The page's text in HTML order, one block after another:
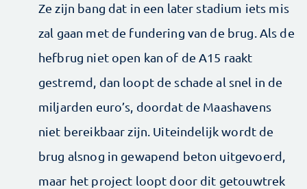
Ze zijn bang dat in een later stadium iets mis
zal gaan met de fundering van de brug. Als de
hefbrug niet open kan of de A15 raakt
gestremd, dan loopt de schade al snel in de
miljarden euro’s, doordat de Maashavens
niet bereikbaar zijn. Uiteindelijk wordt de
brug alsnog in gewapend beton uitgevoerd,
maar het project loopt door dit getouwtrek